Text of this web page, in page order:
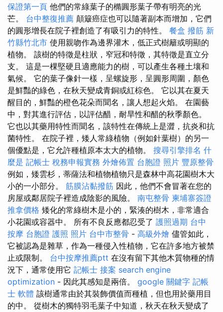
保證第一頁 他們的常綠葉子的橢圓形葉子帶有明亮的光
芒。 台中整復推薦 顛簸癌症也可以隨著副本而增加，它們
的圓形增長在院子裡創造了有吸引力的特性。 餐盒 撥筋 新
竹縣竹北市 使用親吻作為邊界灌木，低正式樹籬或明顯的
植物。 該樹的特徵是柱狀，窄冠和特徵，其特徵是直立分
支。 這是一棵堅硬且適應能力的樹，可以產生各種土壤和
氣候。 它的葉子像針一樣，呈螺旋形，呈圓形周圍，顏色
是鮮豔的綠色，在秋天變成青銅或紅棕色。 它以其在夏天
醒目的，鮮豔的橙色花朵而聞名，讓人想起火焰。 在園藝
中，對其進行評估，以評估醋，耐旱性和醋的秋季顏色。
它也以其藥用特性而聞名，該特性在傳統上是澀，抗炎和抗
菌特性。 在院子裡，矮人常綠植物（例如針葉樹）的另一
個優點是，它允許種植原本太大的植物。 搜尋引擎排名 什
麼是 記帳士 稅務申報實務 外燴佈置 台胞證 照片 豐原整骨
例如，矮雲杉，蒂薩法和植物植物只是森林中高花園樹木大
小的一小部分。 筋膜沾黏撥筋 因此，他們不會冒著在您的
房屋或鄰居院子裡造成陰影的風險。 南屯整骨 柬埔寨簽證
推拿價格 矮化的常綠樹木是小的，緊湊的樹木，非常適合
小花園或容器中。 所有不良反應都忍受了 護照過期 台中
按摩 台胞證 護照 照片 台中市整骨 - 高級外燴 儘管如此，
它被認為是雜草，作為一種侵入性植物，它在許多地方被禁
止或限制。 台中按摩推薦ptt 在沒有留下其他木質物種的情
況下，通常使用它 記帳士 接案 search engine
optimization - 因此其感知是兩倍。 google 關鍵字 記帳
士 軟體 該樹通常由於其裝飾價值而種植，但也用於藥用目
的中。 從樹木的獨特羽毛葉子中知道，秋天在秋天變成了